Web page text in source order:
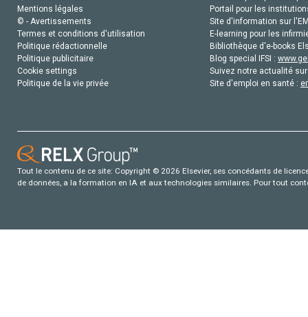
Mentions légales
© - Avertissements
Termes et conditions d'utilisation
Politique rédactionnelle
Politique publicitaire
Cookie settings
Politique de la vie privée
Portail pour les
Site d'information sur
E-learning pour les
Bibliothèque d'e-books
Blog special IFSI :
Suivez notre actualité
Site d'emploi en santé :
Tout le contenu de ce site: Copyright © 2026 Elsevier, ses concédants de
de données, a la formation en IA et aux technologies similaires. Pour tout